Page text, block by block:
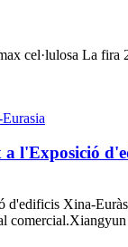
cel·lulosa La fira
l'Exposició
d'edificis Xina-